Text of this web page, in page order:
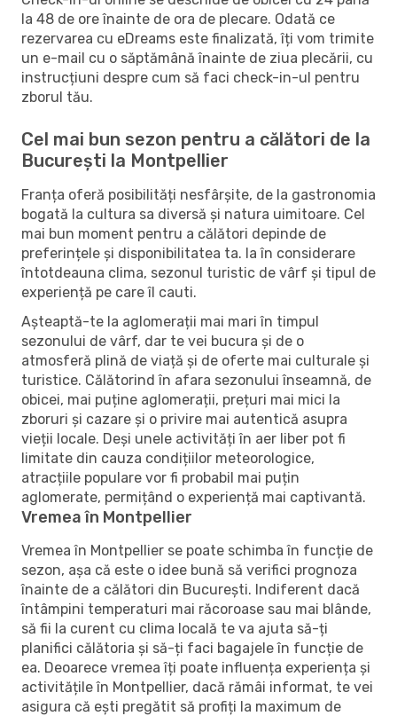
la 48 de ore înainte de ora de plecare. Odată ce
rezervarea cu eDreams este finalizată, îți vom trimite
un e-mail cu o săptămână înainte de ziua plecării, cu
instrucțiuni despre cum să faci check-in-ul pentru
zborul tău.
Cel mai bun sezon pentru a călători de la
București la Montpellier
Franța oferă posibilități nesfârșite, de la gastronomia
bogată la cultura sa diversă și natura uimitoare. Cel
mai bun moment pentru a călători depinde de
preferințele și disponibilitatea ta. Ia în considerare
întotdeauna clima, sezonul turistic de vârf și tipul de
experiență pe care îl cauti.
Așteaptă-te la aglomerații mai mari în timpul
sezonului de vârf, dar te vei bucura și de o
atmosferă plină de viață și de oferte mai culturale și
turistice. Călătorind în afara sezonului înseamnă, de
obicei, mai puține aglomerații, prețuri mai mici la
zboruri și cazare și o privire mai autentică asupra
vieții locale. Deși unele activități în aer liber pot fi
limitate din cauza condițiilor meteorologice,
atracțiile populare vor fi probabil mai puțin
aglomerate, permițând o experiență mai captivantă.
Vremea în Montpellier
Vremea în Montpellier se poate schimba în funcție de
sezon, așa că este o idee bună să verifici prognoza
înainte de a călători din București. Indiferent dacă
întâmpini temperaturi mai răcoroase sau mai blânde,
să fii la curent cu clima locală te va ajuta să-ți
planifici călătoria și să-ți faci bagajele în funcție de
ea. Deoarece vremea îți poate influența experiența și
activitățile în Montpellier, dacă rămâi informat, te vei
asigura că ești pregătit să profiți la maximum de